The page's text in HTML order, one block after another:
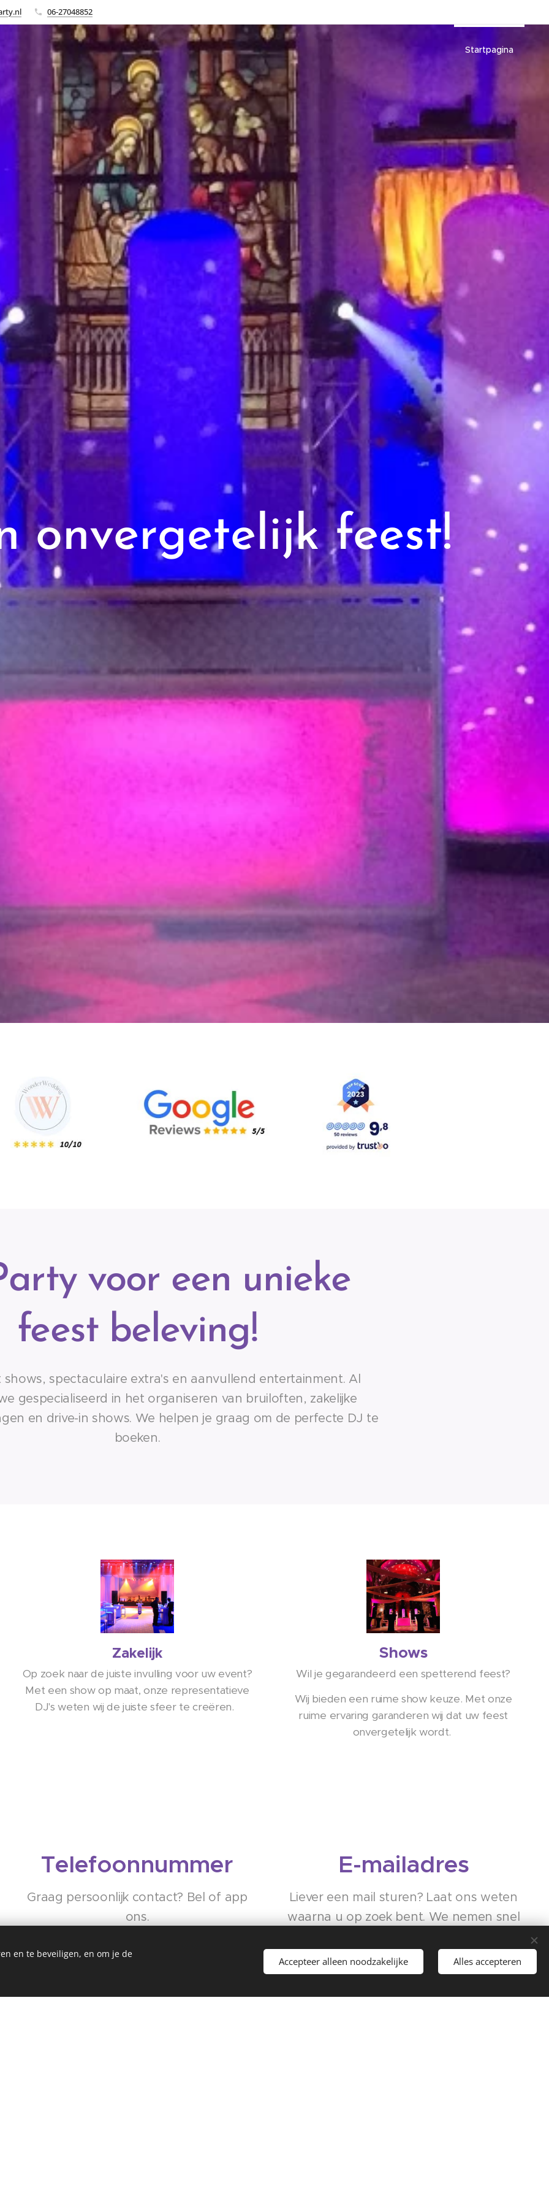
06-27048852
Startpagina
onvergetelijk feest!
voor een unieke
feest beleving!
spectaculaire extra's en aanvullend entertainment. Al
gespecialiseerd in het organiseren van bruiloften, zakelijke
en drive-in shows. We helpen je graag om de perfecte DJ te
boeken.
Zakelijk
Op zoek naar de juiste invulling voor uw event?
Met een show op maat, onze representatieve
DJ's weten wij de juiste sfeer te creëren.
Shows
Wil je gegarandeerd een spetterend feest?
Wij bieden een ruime show keuze. Met onze
ruime ervaring garanderen wij dat uw feest
onvergetelijk wordt.
Telefoonnummer
Graag persoonlijk contact? Bel of app
ons.
E-mailadres
Liever een mail sturen? Laat ons weten
waarna u op zoek bent. We nemen snel
en te beveiligen, en om je de
Accepteer alleen noodzakelijke Alles accepteren